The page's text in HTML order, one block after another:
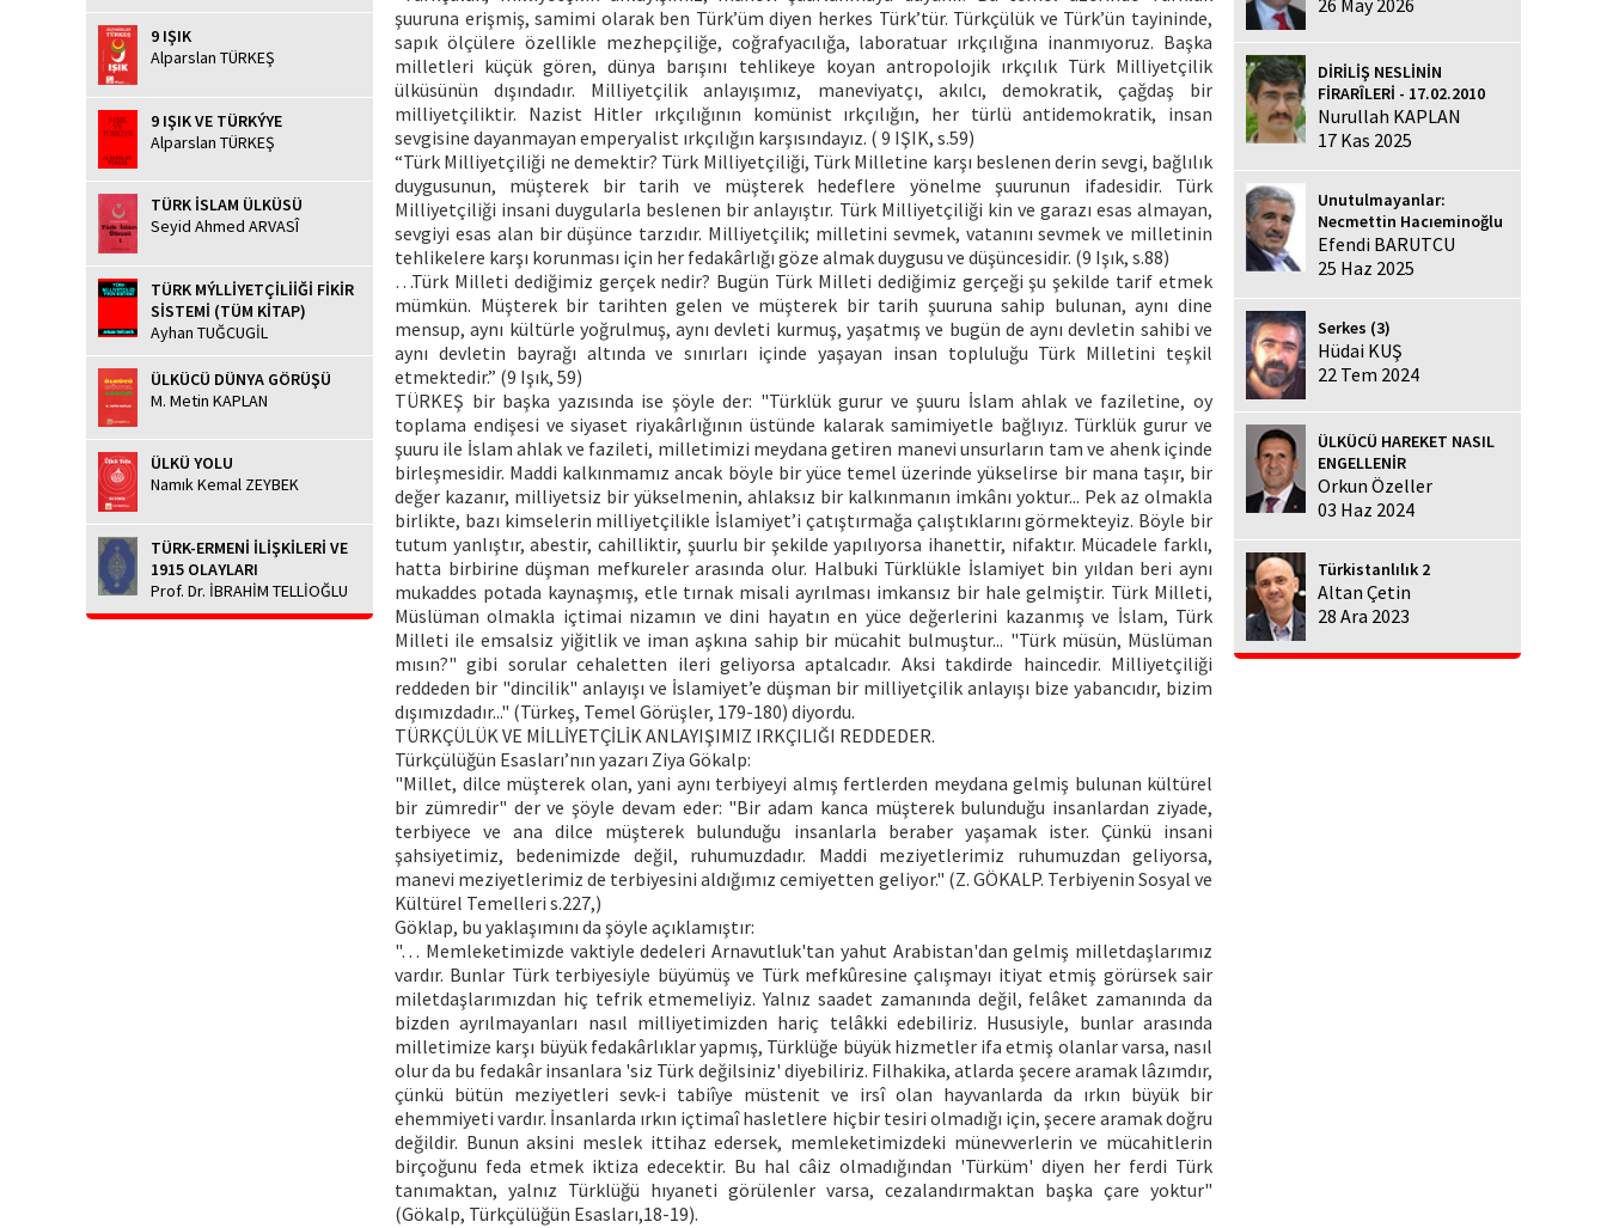
9 IŞIK
Alparslan TÜRKEŞ
9 IŞIK VE TÜRKÝYE
Alparslan TÜRKEŞ
TÜRK İSLAM ÜLKÜSÜ
Seyid Ahmed ARVASÎ
TÜRK MÝLLİYETÇİLİİĞİ FİKİR
SİSTEMİ (TÜM KİTAP)
Ayhan TUĞCUGİL
ÜLKÜCÜ DÜNYA GÖRÜŞÜ
M. Metin KAPLAN
ÜLKÜ YOLU
Namık Kemal ZEYBEK
TÜRK-ERMENİ İLİŞKİLERİ VE
1915 OLAYLARI
Prof. Dr. İBRAHİM TELLİOĞLU
şuuruna erişmiş, samimi olarak ben Türk’üm diyen herkes Türk’tür. Türkçülük ve Türk’ün tayininde,
sapık ölçülere özellikle mezhepçiliğe, coğrafyacılığa, laboratuar ırkçılığına inanmıyoruz. Başka
milletleri küçük gören, dünya barışını tehlikeye koyan antropolojik ırkçılık Türk Milliyetçilik
ülküsünün dışındadır. Milliyetçilik anlayışımız, maneviyatçı, akılcı, demokratik, çağdaş bir
milliyetçiliktir. Nazist Hitler ırkçılığının komünist ırkçılığın, her türlü antidemokratik, insan
sevgisine dayanmayan emperyalist ırkçılığın karşısındayız. ( 9 IŞIK, s.59)
“Türk Milliyetçiliği ne demektir? Türk Milliyetçiliği, Türk Milletine karşı beslenen derin sevgi, bağlılık
duygusunun, müşterek bir tarih ve müşterek hedeflere yönelme şuurunun ifadesidir. Türk
Milliyetçiliği insani duygularla beslenen bir anlayıştır. Türk Milliyetçiliği kin ve garazı esas almayan,
sevgiyi esas alan bir düşünce tarzıdır. Milliyetçilik; milletini sevmek, vatanını sevmek ve milletinin
tehlikelere karşı korunması için her fedakârlığı göze almak duygusu ve düşüncesidir. (9 Işık, s.88)
…Türk Milleti dediğimiz gerçek nedir? Bugün Türk Milleti dediğimiz gerçeği şu şekilde tarif etmek
mümkün. Müşterek bir tarihten gelen ve müşterek bir tarih şuuruna sahip bulunan, aynı dine
mensup, aynı kültürle yoğrulmuş, aynı devleti kurmuş, yaşatmış ve bugün de aynı devletin sahibi ve
aynı devletin bayrağı altında ve sınırları içinde yaşayan insan topluluğu Türk Milletini teşkil
etmektedir.” (9 Işık, 59)
TÜRKEŞ bir başka yazısında ise şöyle der: "Türklük gurur ve şuuru İslam ahlak ve faziletine, oy
toplama endişesi ve siyaset riyakârlığının üstünde kalarak samimiyetle bağlıyız. Türklük gurur ve
şuuru ile İslam ahlak ve fazileti, milletimizi meydana getiren manevi unsurların tam ve ahenk içinde
birleşmesidir. Maddi kalkınmamız ancak böyle bir yüce temel üzerinde yükselirse bir mana taşır, bir
değer kazanır, milliyetsiz bir yükselmenin, ahlaksız bir kalkınmanın imkânı yoktur... Pek az olmakla
birlikte, bazı kimselerin milliyetçilikle İslamiyet’i çatıştırmağa çalıştıklarını görmekteyiz. Böyle bir
tutum yanlıştır, abestir, cahilliktir, şuurlu bir şekilde yapılıyorsa ihanettir, nifaktır. Mücadele farklı,
hatta birbirine düşman mefkureler arasında olur. Halbuki Türklükle İslamiyet bin yıldan beri aynı
mukaddes potada kaynaşmış, etle tırnak misali ayrılması imkansız bir hale gelmiştir. Türk Milleti,
Müslüman olmakla içtimai nizamın ve dini hayatın en yüce değerlerini kazanmış ve İslam, Türk
Milleti ile emsalsiz yiğitlik ve iman aşkına sahip bir mücahit bulmuştur... "Türk müsün, Müslüman
mısın?" gibi sorular cehaletten ileri geliyorsa aptalcadır. Aksi takdirde haincedir. Milliyetçiliği
reddeden bir "dincilik" anlayışı ve İslamiyet’e düşman bir milliyetçilik anlayışı bize yabancıdır, bizim
dışımızdadır..." (Türkeş, Temel Görüşler, 179-180) diyordu.
TÜRKÇÜLÜK VE MİLLİYETÇİLİK ANLAYIŞIMIZ IRKÇILIĞI REDDEDER.
Türkçülüğün Esasları’nın yazarı Ziya Gökalp:
"Millet, dilce müşterek olan, yani aynı terbiyeyi almış fertlerden meydana gelmiş bulunan kültürel
bir zümredir" der ve şöyle devam eder: "Bir adam kanca müşterek bulunduğu insanlardan ziyade,
terbiyece ve ana dilce müşterek bulunduğu insanlarla beraber yaşamak ister. Çünkü insani
şahsiyetimiz, bedenimizde değil, ruhumuzdadır. Maddi meziyetlerimiz ruhumuzdan geliyorsa,
manevi meziyetlerimiz de terbiyesini aldığımız cemiyetten geliyor." (Z. GÖKALP. Terbiyenin Sosyal ve
Kültürel Temelleri s.227,)
Göklap, bu yaklaşımını da şöyle açıklamıştır:
"… Memleketimizde vaktiyle dedeleri Arnavutluk'tan yahut Arabistan'dan gelmiş milletdaşlarımız
vardır. Bunlar Türk terbiyesiyle büyümüş ve Türk mefkûresine çalışmayı itiyat etmiş görürsek sair
miletdaşlarımızdan hiç tefrik etmemeliyiz. Yalnız saadet zamanında değil, felâket zamanında da
bizden ayrılmayanları nasıl milliyetimizden hariç telâkki edebiliriz. Hususiyle, bunlar arasında
milletimize karşı büyük fedakârlıklar yapmış, Türklüğe büyük hizmetler ifa etmiş olanlar varsa, nasıl
olur da bu fedakâr insanlara 'siz Türk değilsiniz' diyebiliriz. Filhakika, atlarda şecere aramak lâzımdır,
çünkü bütün meziyetleri sevk-i tabiîye müstenit ve irsî olan hayvanlarda da ırkın büyük bir
ehemmiyeti vardır. İnsanlarda ırkın içtimaî hasletlere hiçbir tesiri olmadığı için, şecere aramak doğru
değildir. Bunun aksini meslek ittihaz edersek, memleketimizdeki münevverlerin ve mücahitlerin
birçoğunu feda etmek iktiza edecektir. Bu hal câiz olmadığından 'Türküm' diyen her ferdi Türk
tanımaktan, yalnız Türklüğü hıyaneti görülenler varsa, cezalandırmaktan başka çare yoktur"
(Gökalp, Türkçülüğün Esasları,18-19).
DİRİLİŞ NESLİNİN
FİRARÎLERİ - 17.02.2010
Nurullah KAPLAN
17 Kas 2025
Unutulmayanlar:
Necmettin Hacıeminoğlu
Efendi BARUTCU
25 Haz 2025
Serkes (3)
Hüdai KUŞ
22 Tem 2024
ÜLKÜCÜ HAREKET NASIL
ENGELLENİR
Orkun Özeller
03 Haz 2024
Türkistanlılık 2
Altan Çetin
28 Ara 2023